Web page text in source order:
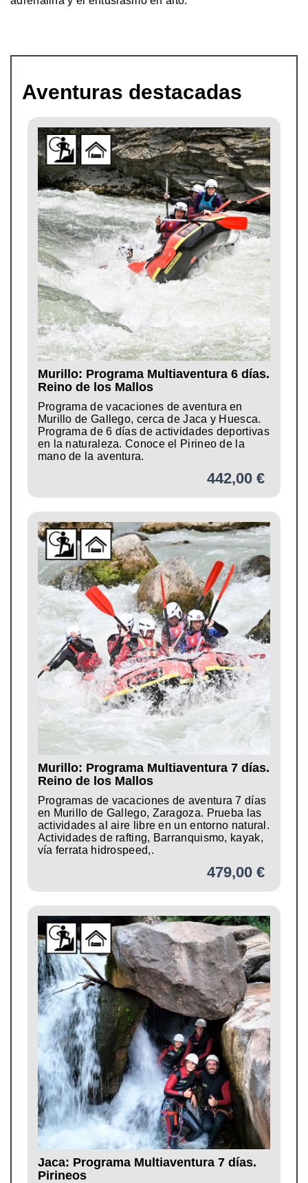
Aventuras destacadas
Murillo: Programa Multiaventura 6 días.
Reino de los Mallos
Programa de vacaciones de aventura en
Murillo de Gallego, cerca de Jaca y Huesca.
Programa de 6 días de actividades deportivas
en la naturaleza. Conoce el Pirineo de la
mano de la aventura.
442,00 €
Murillo: Programa Multiaventura 7 días.
Reino de los Mallos
Programas de vacaciones de aventura 7 días
en Murillo de Gallego, Zaragoza. Prueba las
actividades al aire libre en un entorno natural.
Actividades de rafting, Barranquismo, kayak,
vía ferrata hidrospeed,.
479,00 €
Jaca: Programa Multiaventura 7 días.
Pirineos